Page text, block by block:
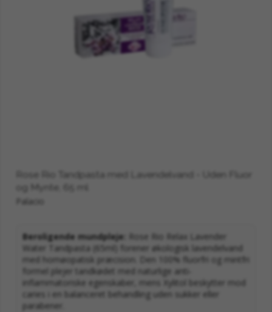
Rose Rio Tandpasta med Lavendelvand - Uden Fluor
og Mynte, 65 ml
Palacio
Beroligende mundpleje:
Rose Rio Relax Lavender
Water Tandpasta (65ml) forener økologisk lavendelvand
med homøopatisk præcision. Den 100% fluorfri og mintfri
formel plejer tandkødet med naturlige anti-
inflammatoriske egenskaber, mens Xylitol beskytter mod
caries i en balanceret behandling uden sukker eller
parabener.